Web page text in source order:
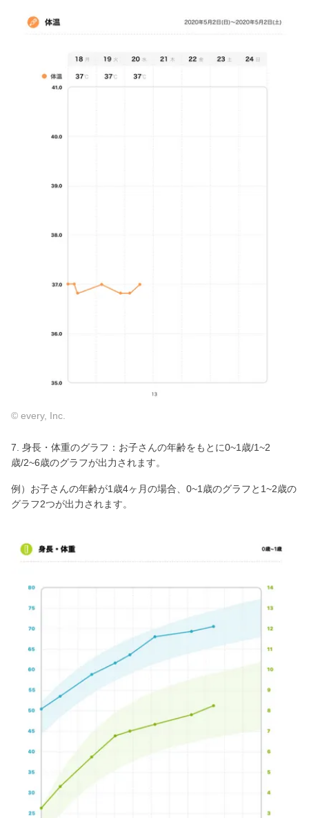
© every, Inc.
7. 身長・体重のグラフ：お子さんの年齢をもとに0~1歳/1~2
歳/2~6歳のグラフが出力されます。
例）お子さんの年齢が1歳4ヶ月の場合、0~1歳のグラフと1~2歳の
グラフ2つが出力されます。